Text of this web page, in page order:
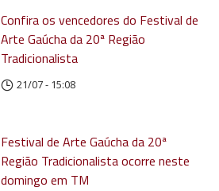
Confira os vencedores do Festival de
Arte Gaúcha da 20ª Região
Tradicionalista
21/07 - 15:08
Festival de Arte Gaúcha da 20ª
Região Tradicionalista ocorre neste
domingo em TM